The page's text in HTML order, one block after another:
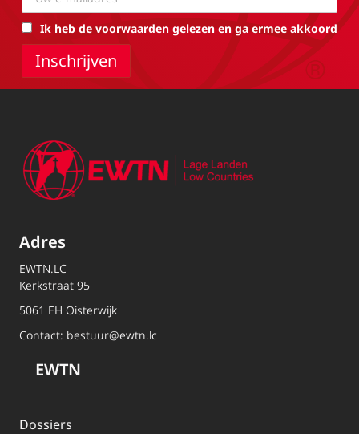
Ik heb de voorwaarden gelezen en ga ermee akkoord
Adres
EWTN.LC
Kerkstraat 95
5061 EH Oisterwijk
Contact: bestuur@ewtn.lc
EWTN
Dossiers